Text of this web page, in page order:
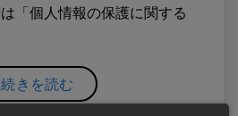
「個人情報の保護に関する
続きを読む